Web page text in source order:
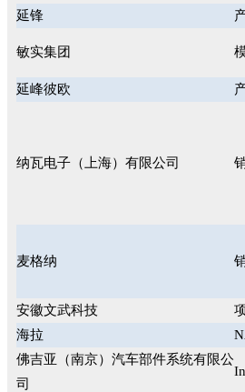
延锋
敏实集团
延峰彼欧
纳瓦电子（上海）有限公司
麦格纳
安徽文武科技
海拉
佛吉亚（南京）汽车部件系统有限公
司